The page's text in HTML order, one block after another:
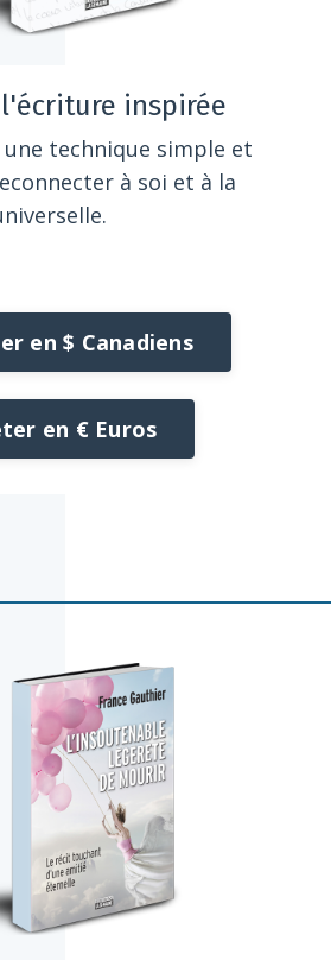
inspirée
technique simple et
à soi et à la
en $ Canadiens
en € Euros